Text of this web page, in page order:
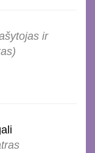
ir